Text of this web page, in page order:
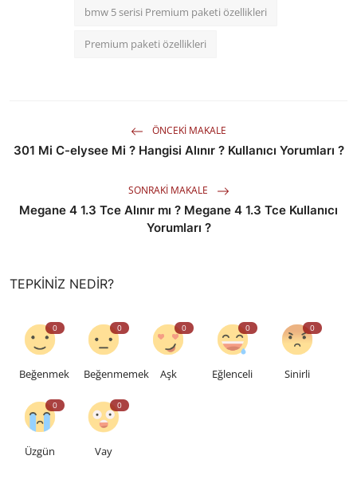
bmw 5 serisi Premium paketi özellikleri
Premium paketi özellikleri
ÖNCEKI MAKALE
301 Mi C-elysee Mi ? Hangisi Alınır ? Kullanıcı Yorumları ?
SONRAKI MAKALE
Megane 4 1.3 Tce Alınır mı ? Megane 4 1.3 Tce Kullanıcı
Yorumları ?
TEPKINIZ NEDIR?
0
Beğenmek
0
Beğenmemek
0
Aşk
0
Eğlenceli
0
Sinirli
0
Üzgün
0
Vay